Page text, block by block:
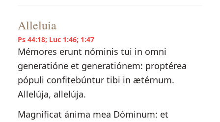
Alleluia
Ps 44:18; Luc 1:46; 1:47
Mémores erunt nóminis tui in omni
generatióne et generatiónem: proptérea
pópuli confitebúntur tibi in ætérnum.
Allelúja, allelúja.
Magníficat ánima mea Dóminum: et